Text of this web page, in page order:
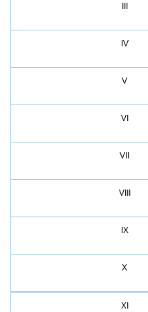
III
IV
V
VI
VII
VIII
IX
X
XI